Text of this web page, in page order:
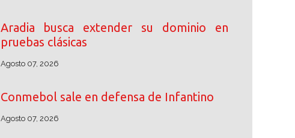
Aradia busca extender su dominio en
pruebas clásicas
Agosto 07, 2026
Conmebol sale en defensa de Infantino
Agosto 07, 2026